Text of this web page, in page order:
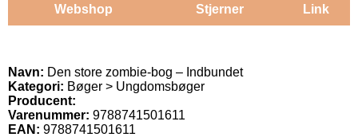
Webshop Stjerner Link
Navn: Den store zombie-bog – Indbundet
Kategori: Bøger > Ungdomsbøger
Producent:
Varenummer: 9788741501611
EAN: 9788741501611